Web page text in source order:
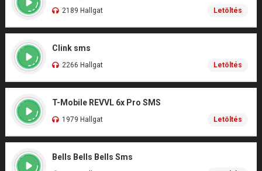
2189 Hallgat Letöltés
Clink sms
2266 Hallgat Letöltés
T-Mobile REVVL 6x Pro SMS
1979 Hallgat Letöltés
Bells Bells Bells Sms